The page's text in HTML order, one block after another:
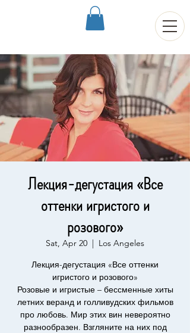
Лекция-дегустация «Все
оттенки игристого и
розового»
Sat, Apr 20
  |
Los Angeles
Лекция-дегустация «Все оттенки
игристого и розового»
Розовые и игристые – бессменные хиты
летних веранд и голливудских фильмов
про любовь. Мир этих вин невероятно
разнообразен. Взгляните на них под